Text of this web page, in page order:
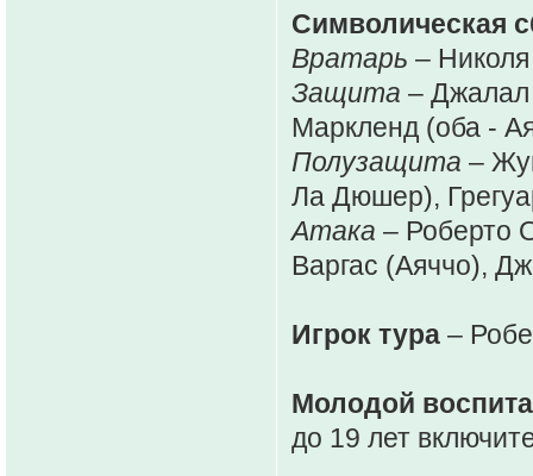
Символическая
Вратарь –
Защита – Джалал
Маркленд (оба -
Полузащита –
Ла Дюшер),
Атака – Роберто
Варгас (Аяччо),
Игрок тура –
Молодой
до 19 лет